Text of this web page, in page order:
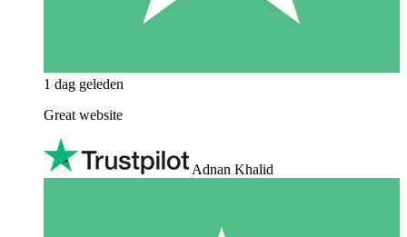
1 dag geleden
Great website
Adnan Khalid